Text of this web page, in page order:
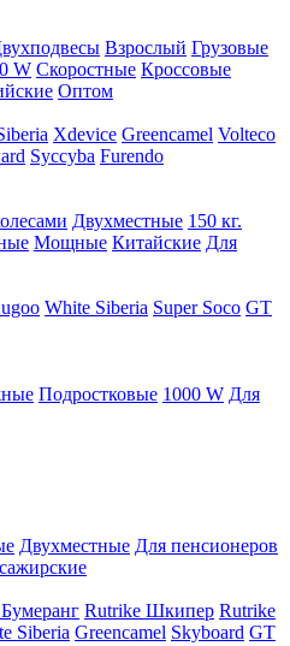
Взрослый Грузовые
W Скоростные Кроссовые
Оптом
Xdevice Greencamel Volteco
Syccyba Furendo
Двухместные 150 кг.
Мощные Китайские Для
White Siberia Super Soco GT
Подростковые 1000 W Для
Двухместные Для пенсионеров
Rutrike Шкипер Rutrike
Siberia Greencamel Skyboard GT